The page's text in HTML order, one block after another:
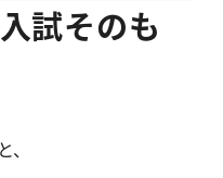
試そのも